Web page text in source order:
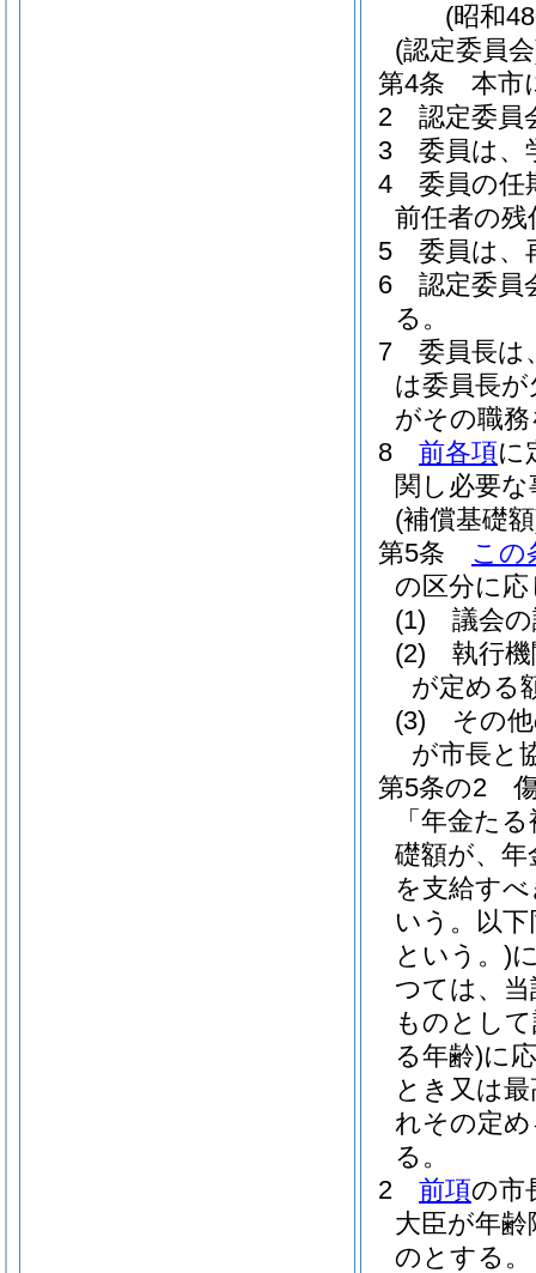
(昭和
(認定委員
第4条
本市
2
認定委員
3
委員は、
4
委員の任
前任者の
5
委員は、
6
認定委員
る。
7
委員長は
は委員長
がその職
8
前各項に
関し必要
(補償基礎
第5条
この
の区分に応
(1)
議会
(2)
執行
が定める
(3)
その
が市長と
第5条の2
「年金た
礎額が、
を支給す
いう。以下
という。)
つては、
ものとし
る年齢)に
とき又は
れその定
る。
2
前項の市
大臣が年
のとする。